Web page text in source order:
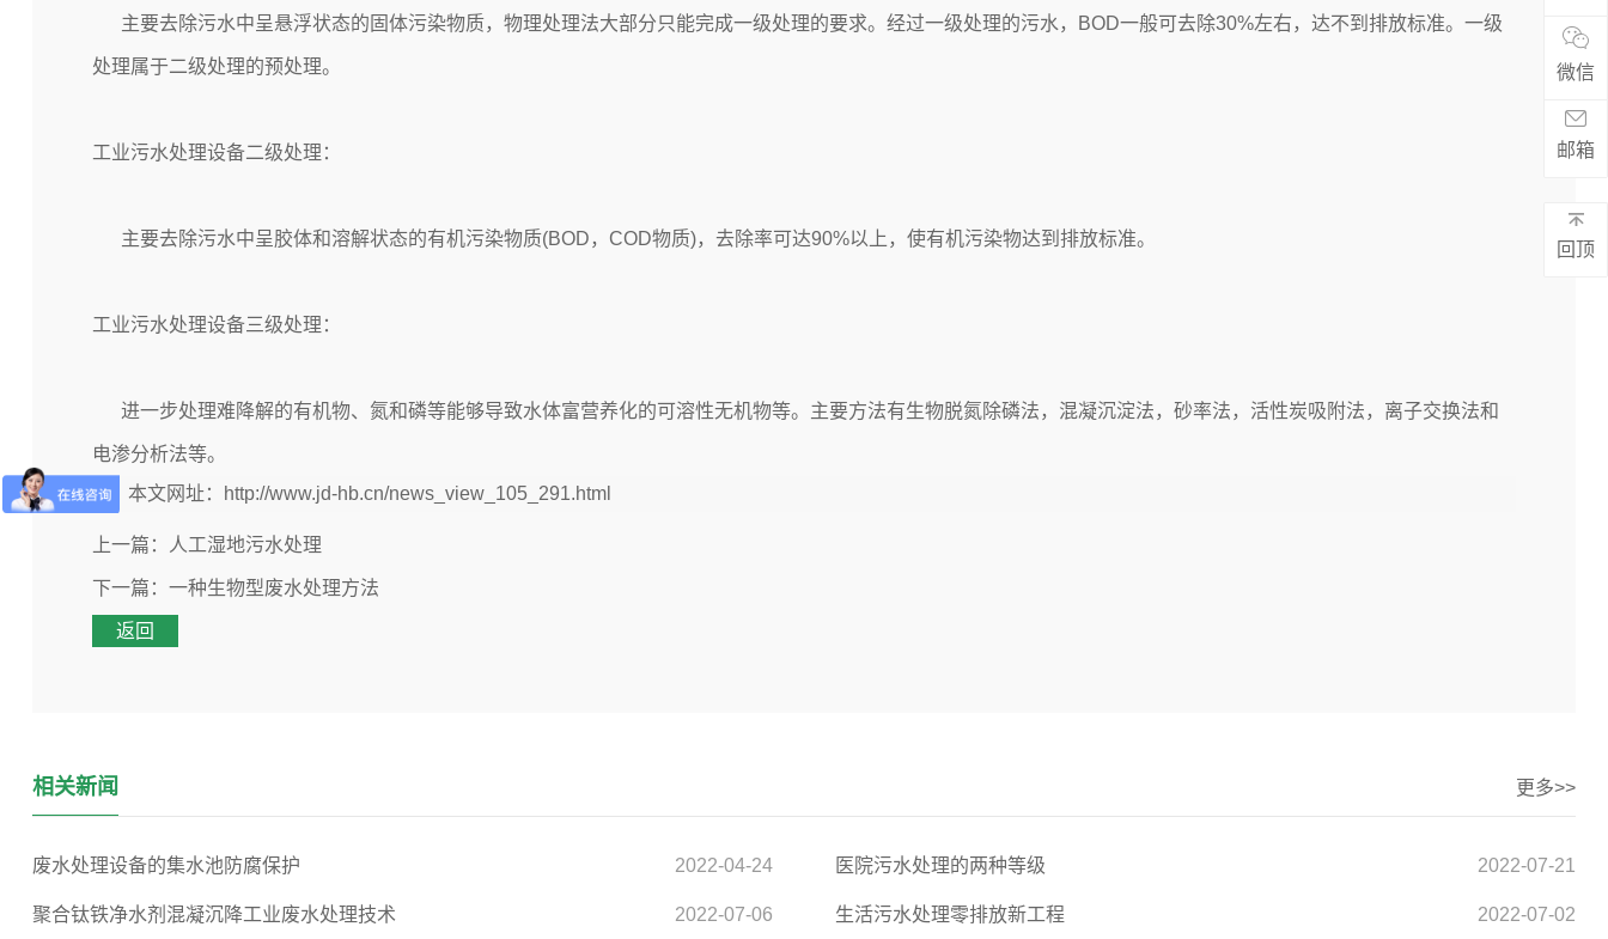
主要去除污水中呈悬浮状态的固体污染物质，物理处理法大部分只能完成一级处理的要求。经过一级处理的污水，BOD一般可去除30%左右，达不到排放标准。一级
处理属于二级处理的预处理。
工业污水处理设备二级处理：
主要去除污水中呈胶体和溶解状态的有机污染物质(BOD，COD物质)，去除率可达90%以上，使有机污染物达到排放标准。
工业污水处理设备三级处理：
进一步处理难降解的有机物、氮和磷等能够导致水体富营养化的可溶性无机物等。主要方法有生物脱氮除磷法，混凝沉淀法，砂率法，活性炭吸附法，离子交换法和
电渗分析法等。
本文网址：
http://www.jd-hb.cn/news_view_105_291.html
上一篇： 人工湿地污水处理
下一篇： 一种生物型废水处理方法
返回
相关新闻 更多>>
废水处理设备的集水池防腐保护 2022-04-24 医院污水处理的两种等级 2022-07-21
聚合钛铁净水剂混凝沉降工业废水处理技术 2022-07-06 生活污水处理零排放新工程 2022-07-02
微信
邮箱
回顶